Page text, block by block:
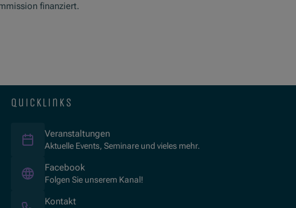
finanziert.
quicklinks
Veranstaltungen
Aktuelle Events, Seminare und vieles mehr.
Facebook
Folgen Sie unserem Kanal!
Kontakt